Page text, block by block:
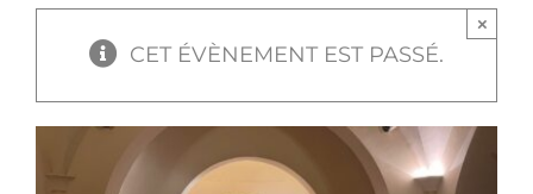
Prier et décider
CET ÉVÈNEMENT EST PASSÉ.
×